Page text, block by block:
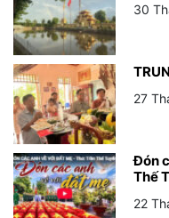
30
27
Đón
Thế
22